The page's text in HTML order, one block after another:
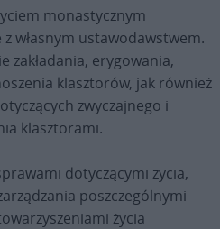
monastycznym
własnym ustawodawstwem.
zakładania, erygowania,
klasztorów, jak również
zwyczajnego i
klasztorami.
dotyczącymi życia,
poszczególnymi
życia